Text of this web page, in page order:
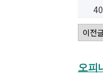
이전글
오피